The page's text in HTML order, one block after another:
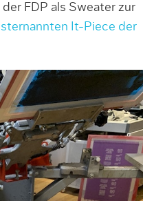
FDP als Sweater zur
It-Piece der